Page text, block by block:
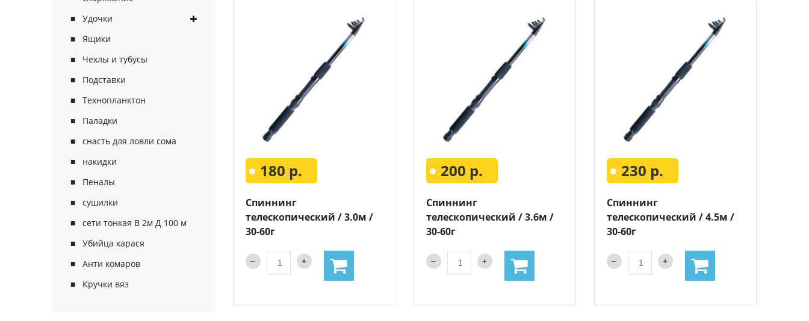
Удочки
Ящики
Чехлы и тубусы
Подставки
Технопланктон
Паладки
снасть для ловли сома
накидки
Пеналы
сушилки
сети тонкая В 2м Д 100 м
Убийца карася
Анти комаров
Кручки вяз
180 р.
Спиннинг
телескопический / 3.0м /
30-60г
200 р.
Спиннинг
телескопический / 3.6м /
30-60г
230 р.
Спиннинг
телескопический / 4.5м /
30-60г